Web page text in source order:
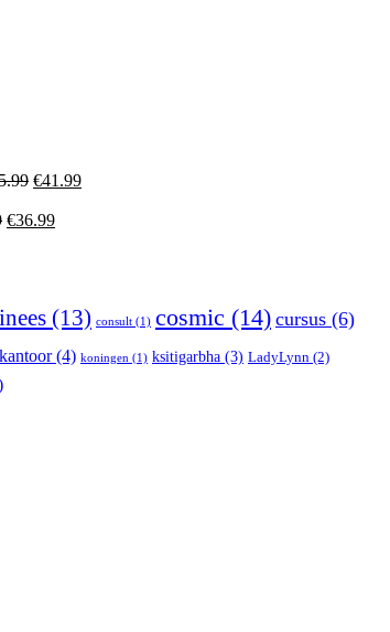
Oorspronkelijke
was:
€41.99Huidige
Oorspronkelijke
€36.99Huidige
(13) consult (1) cosmic (14) cursus (6)
kantoor(4) koningen (1) ksitigarbha (3) LadyLynn (2)